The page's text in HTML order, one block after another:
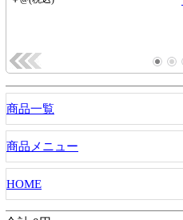
商品一覧
商品メニュー
HOME